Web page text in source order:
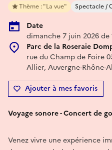
Thème : "La vue" Spectacle /
Date
dimanche 7 juin 2026 de
Parc de la Roseraie
rue du Champ de Foire
Allier, Auvergne-Rhône-
Ajouter à mes favoris
Voyage sonore - Concert de
Venez vivre une expérience